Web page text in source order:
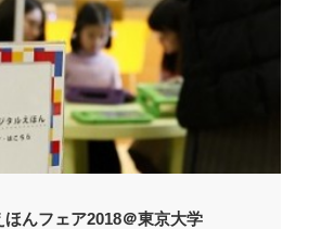
ほんフェア2018＠東京大学